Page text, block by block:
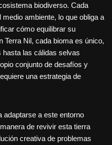
biodiverso. Cada
ambiente, lo que obliga a
cómo equilibrar su
Terra Nil, cada bioma es único,
las cálidas selvas
conjunto de desafíos y
una estrategia de
adaptarse a este entorno
de revivir esta tierra
creativa de problemas